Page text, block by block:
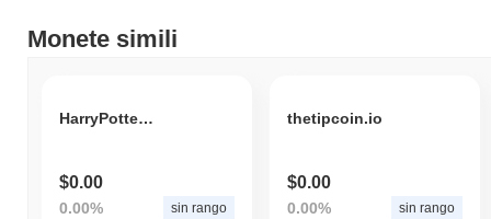
Monete simili
HarryPotterObamaMattFurie1Meme
$0.00
0.00% sin rango
thetipcoin.io
$0.00
0.00% sin rango